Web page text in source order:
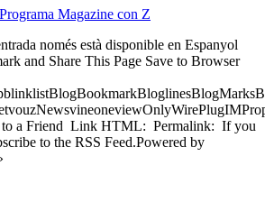
Magazine con Z
només està disponible en Espanyol
and Share This Page Save to Browser
to a Friend Link HTML: Permalink: If you
to the RSS Feed.Powered by